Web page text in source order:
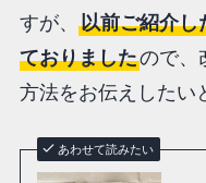
すが、 以前ご紹介し
ておりましたので、
方法をお伝えしたい
あわせて読みたい